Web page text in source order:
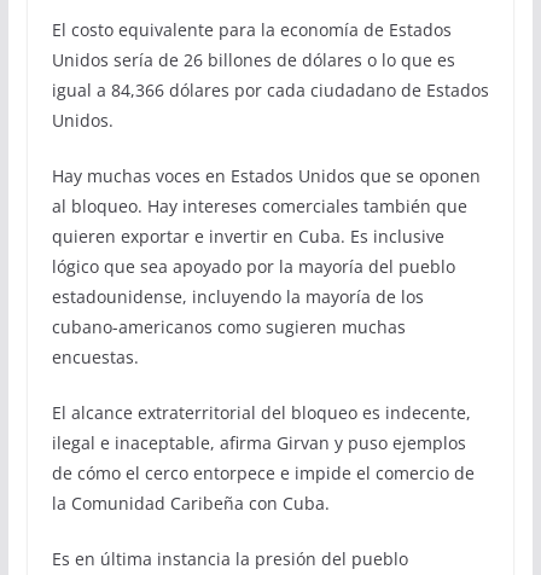
El costo equivalente para la economía de Estados
Unidos sería de 26 billones de dólares o lo que es
igual a 84,366 dólares por cada ciudadano de Estados
Unidos.
Hay muchas voces en Estados Unidos que se oponen
al bloqueo. Hay intereses comerciales también que
quieren exportar e invertir en Cuba. Es inclusive
lógico que sea apoyado por la mayoría del pueblo
estadounidense, incluyendo la mayoría de los
cubano-americanos como sugieren muchas
encuestas.
El alcance extraterritorial del bloqueo es indecente,
ilegal e inaceptable, afirma Girvan y puso ejemplos
de cómo el cerco entorpece e impide el comercio de
la Comunidad Caribeña con Cuba.
Es en última instancia la presión del pueblo